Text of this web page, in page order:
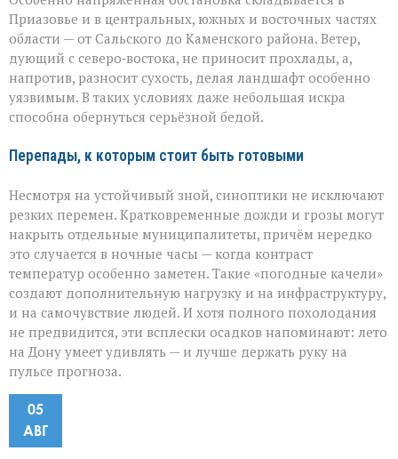
Приазовье и в центральных, южных и восточных частях
области — от Сальского до Каменского района. Ветер,
дующий с северо‑востока, не приносит прохлады, а,
напротив, разносит сухость, делая ландшафт особенно
уязвимым. В таких условиях даже небольшая искра
способна обернуться серьёзной бедой.
Перепады, к которым стоит быть готовыми
Несмотря на устойчивый зной, синоптики не исключают
резких перемен. Кратковременные дожди и грозы могут
накрыть отдельные муниципалитеты, причём нередко
это случается в ночные часы — когда контраст
температур особенно заметен. Такие «погодные качели»
создают дополнительную нагрузку и на инфраструктуру,
и на самочувствие людей. И хотя полного похолодания
не предвидится, эти всплески осадков напоминают: лето
на Дону умеет удивлять — и лучше держать руку на
пульсе прогноза.
05
АВГ